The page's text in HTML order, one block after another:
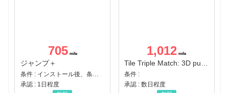
705
ジャンプ＋
承認 : 1日程度
1,012
条件 :
承認 : 数日程度